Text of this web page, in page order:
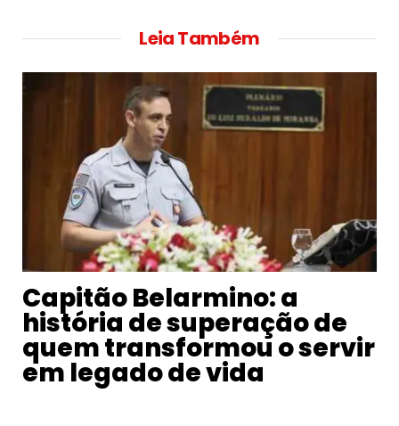
Leia Também
Capitão Belarmino: a
história de superação de
quem transformou o servir
em legado de vida